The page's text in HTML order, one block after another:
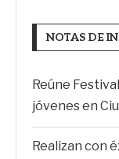
NOTAS DE
Reúne
jóvenes en
Realizan con